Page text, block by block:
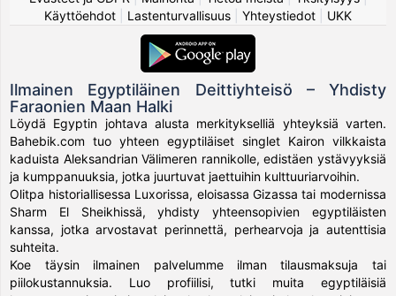
Käyttöehdot
Lastenturvallisuus Yhteystiedot UKK
Ilmainen Egyptiläinen Deittiyhteisö – Yhdisty
Faraonien Maan Halki
Löydä Egyptin johtava alusta merkitykselliä yhteyksiä varten.
Bahebik.com tuo yhteen egyptiläiset singlet Kairon vilkkaista
kaduista Aleksandrian Välimeren rannikolle, edistäen ystävyyksiä
ja kumppanuuksia, jotka juurtuvat jaettuihin kulttuuriarvoihin.
Olitpa historiallisessa Luxorissa, eloisassa Gizassa tai modernissa
Sharm El Sheikhissä, yhdisty yhteensopivien egyptiläisten
kanssa, jotka arvostavat perinnettä, perhearvoja ja autenttisia
suhteita.
Koe täysin ilmainen palvelumme ilman tilausmaksuja tai
piilokustannuksia. Luo profiilisi, tutki muita egyptiläisiä